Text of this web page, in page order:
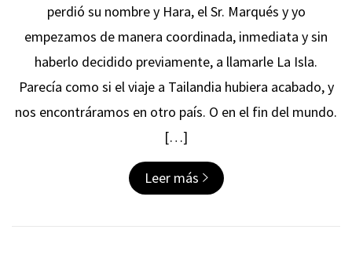
perdió su nombre y Hara, el Sr. Marqués y yo
empezamos de manera coordinada, inmediata y sin
haberlo decidido previamente, a llamarle La Isla.
Parecía como si el viaje a Tailandia hubiera acabado, y
nos encontráramos en otro país. O en el fin del mundo.
[…]
Leer más